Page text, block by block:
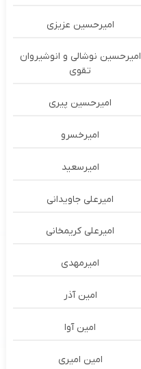
امیرحسین عزیزی
امیرحسین نوشالی و انوشیروان
تقوی
امیرحسین پیری
امیرخسرو
امیرسعید
امیرعلی جاویدانی
امیرعلی کریمخانی
امیرمهدی
امین آذر
امین آوا
امین امیری